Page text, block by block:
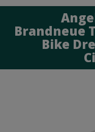
Brandneue
Bike